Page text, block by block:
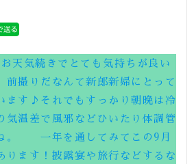
天気続きでとても気持ちが良い
撮りだなんて新郎新婦にとって
ます♪それでもすっかり朝晩は冷
気温差で風邪などひいたり体調管
。 一年を通してみてこの9月
ります！披露宴や旅行などするな